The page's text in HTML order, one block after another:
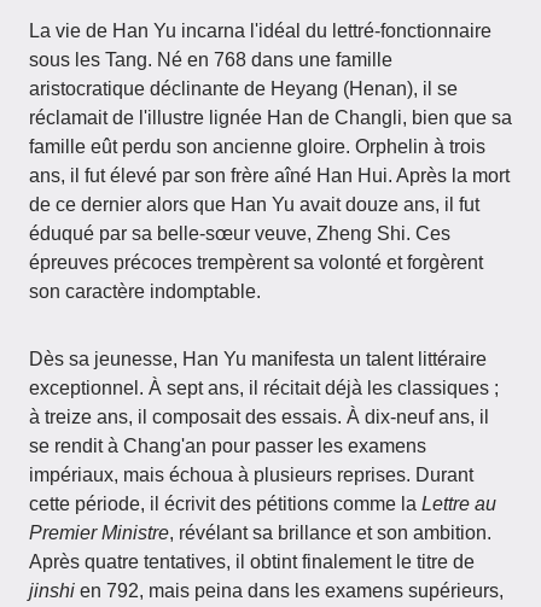
La vie de Han Yu incarna l'idéal du lettré-fonctionnaire
sous les Tang. Né en 768 dans une famille
aristocratique déclinante de Heyang (Henan), il se
réclamait de l'illustre lignée Han de Changli, bien que sa
famille eût perdu son ancienne gloire. Orphelin à trois
ans, il fut élevé par son frère aîné Han Hui. Après la mort
de ce dernier alors que Han Yu avait douze ans, il fut
éduqué par sa belle-sœur veuve, Zheng Shi. Ces
épreuves précoces trempèrent sa volonté et forgèrent
son caractère indomptable.
Dès sa jeunesse, Han Yu manifesta un talent littéraire
exceptionnel. À sept ans, il récitait déjà les classiques ;
à treize ans, il composait des essais. À dix-neuf ans, il
se rendit à Chang'an pour passer les examens
impériaux, mais échoua à plusieurs reprises. Durant
cette période, il écrivit des pétitions comme la Lettre au
Premier Ministre, révélant sa brillance et son ambition.
Après quatre tentatives, il obtint finalement le titre de
jinshi en 792, mais peina dans les examens supérieurs,